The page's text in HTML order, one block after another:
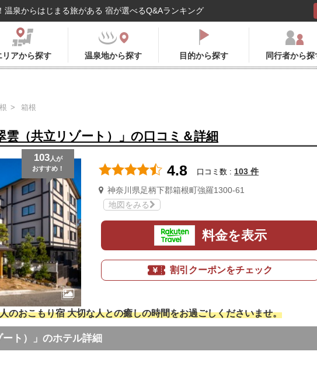
温泉からはじまる旅がある 宿が選べるQ&Aランキング
リアから探す 温泉地から探す 目的から探す 同行者から探
箱根
（共立リゾート）」の口コミ＆詳細
103人が
おすすめ！
4.8 口コミ数 : 103 件
神奈川県足柄下郡箱根町強羅1300-61
地図をみる
料金を表示
割引クーポンをチェック
のおこもり宿 大切な人との癒しの時間をお過ごしくださいませ。
ト）」のホテル詳細